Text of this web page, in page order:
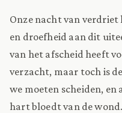
Onze nacht van verdriet
en droefheid aan dit
van het afscheid heeft
verzacht, maar toch is
we moeten scheiden,
hart bloedt van de wond.